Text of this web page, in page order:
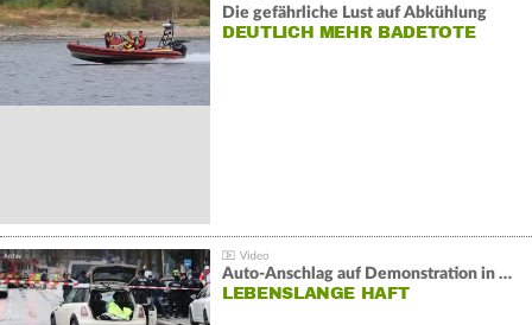
Die gefährliche Lust auf Abkühlung
DEUTLICH MEHR BADETOTE
Auto-Anschlag auf Demonstration in München:
LEBENSLANGE HAFT